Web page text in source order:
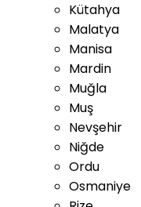
Kütahya
Malatya
Manisa
Mardin
Muğla
Muş
Nevşehir
Niğde
Ordu
Osmaniye